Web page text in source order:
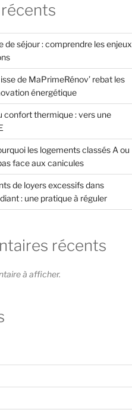
de séjour : comprendre les enjeux
de MaPrimeRénov’ rebat les
énergétique
confort thermique : vers une
les logements classés A ou
face aux canicules
de loyers excessifs dans
: une pratique à réguler
récents
à afficher.